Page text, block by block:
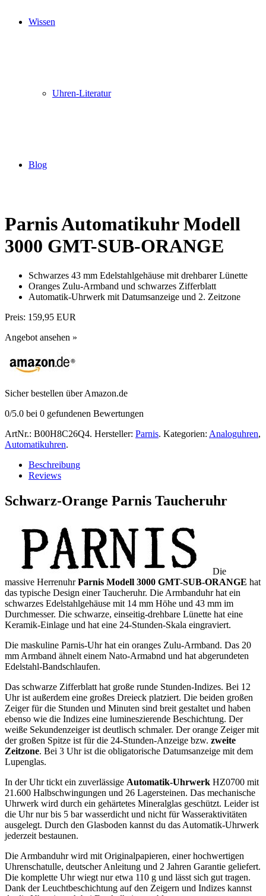
Wissen
Uhren-Literatur
Blog
Parnis Automatikuhr Modell
3000 GMT-SUB-ORANGE
Schwarzes 43 mm Edelstahlgehäuse mit drehbarer Lünette
Oranges Zulu-Armband und schwarzes Zifferblatt
Automatik-Uhrwerk mit Datumsanzeige und 2. Zeitzone
Preis: 159,95 EUR
Angebot ansehen »
Sicher bestellen über Amazon.de
0/5.0 bei 0 gefundenen Bewertungen
ArtNr.: B00H8C26Q4. Hersteller: Parnis. Kategorien: Analoguhren,
Automatikuhren.
Beschreibung
Reviews
Schwarz-Orange Parnis Taucheruhr
Die
massive HerrenuhrParnis Modell 3000 GMT-SUB-ORANGE hat
das typische Design einer Taucheruhr. Die Armbanduhr hat ein
schwarzes Edelstahlgehäuse mit 14 mm Höhe und 43 mm im
Durchmesser. Die schwarze, einseitig-drehbare Lünette hat eine
Keramik-Einlage und hat eine 24-Stunden-Skala eingraviert.
Die maskuline Parnis-Uhr hat ein oranges Zulu-Armband. Das 20
mm Armband ähnelt einem Nato-Armabnd und hat abgerundeten
Edelstahl-Bandschlaufen.
Das schwarze Zifferblatt hat große runde Stunden-Indizes. Bei 12
Uhr ist außerdem eine großes Dreieck platziert. Die beiden großen
Zeiger für die Stunden und Minuten sind breit gestaltet und haben
ebenso wie die Indizes eine lumineszierende Beschichtung. Der
weiße Sekundenzeiger ist deutlisch schmaler. Der orange Zeiger mit
der großen Spitze ist für die 24-Stunden-Anzeige bzw. zweite
Zeitzone. Bei 3 Uhr ist die obligatorische Datumsanzeige mit dem
Lupenglas.
In der Uhr tickt ein zuverlässige Automatik-Uhrwerk HZ0700 mit
21.600 Halbschwingungen und 26 Lagersteinen. Das mechanische
Uhrwerk wird durch ein gehärtetes Mineralglas geschützt. Leider ist
die Uhr nur bis 5 bar wasserdicht und nicht für Wasseraktivitäten
ausgelegt. Durch den Glasboden kannst du das Automatik-Uhrwerk
jederzeit bestaunen.
Die Armbanduhr wird mit Originalpapieren, einer hochwertigen
Uhrenschatulle, deutscher Anleitung und 2 Jahren Garantie geliefert.
Die komplette Uhr wiegt nur etwa 110 g und lässt sich gut tragen.
Dank der Leuchtbeschichtung auf den Zeigern und Indizes kannst